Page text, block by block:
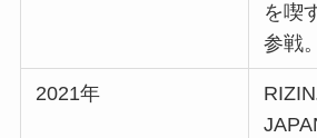
を喫
参戦。
2021年